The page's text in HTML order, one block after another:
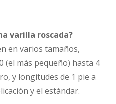
varilla roscada?
en varios tamaños,
(el más pequeño) hasta 4
y longitudes de 1 pie a
y el estándar.